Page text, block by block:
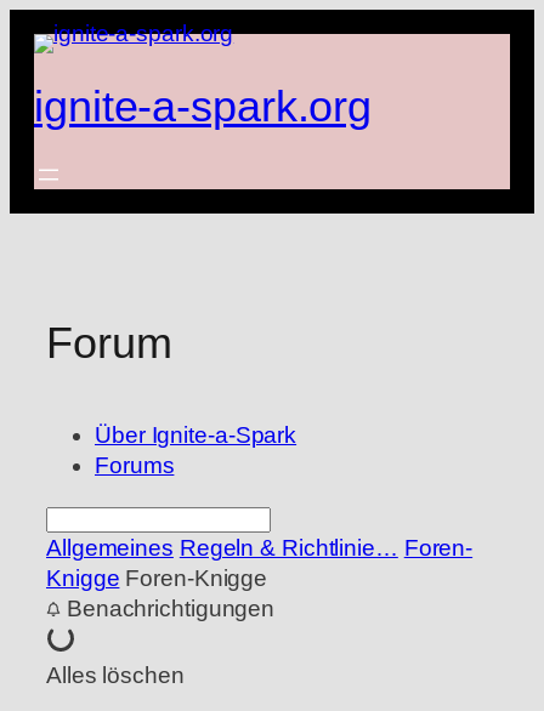
Zum
Inhalt
springen
ignite-a-spark.org
Forum
Über Ignite-a-Spark
Forums
Allgemeines Regeln & Richtlinie… Foren-
Knigge Foren-Knigge
Benachrichtigungen
Alles löschen